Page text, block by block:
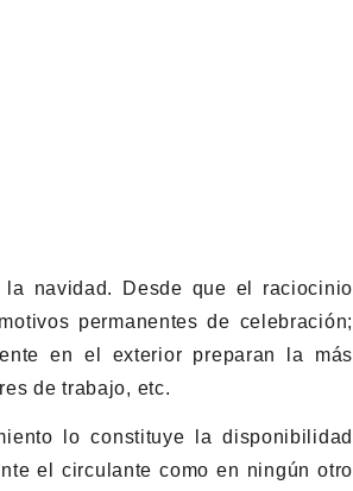
navidad. Desde que el raciocinio
permanentes de celebración;
en el exterior preparan la más
de trabajo, etc.
lo constituye la disponibilidad
el circulante como en ningún otro